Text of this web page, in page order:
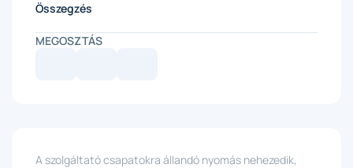
Összegzés
MEGOSZTÁS
A szolgáltató csapatokra állandó nyomás nehezedik,